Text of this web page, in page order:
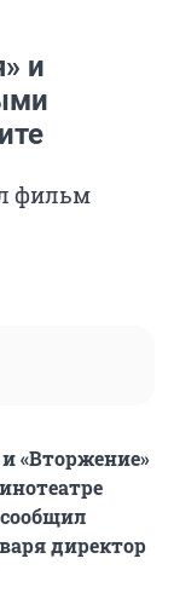
и
фильм
«Вторжение»
директор